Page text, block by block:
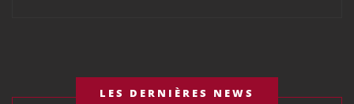
LES DERNIÈRES NEWS